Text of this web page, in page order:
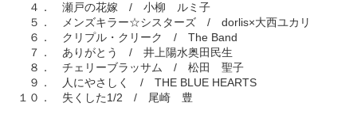
４． 瀬戸の花嫁 / 小柳 ルミ子
５． メンズキラー☆シスターズ / dorlis×大西ユカリ
６． クリプル・クリーク / The Band
７． ありがとう / 井上陽水奥田民生
８． チェリーブラッサム / 松田 聖子
９． 人にやさしく / THE BLUE HEARTS
１０． 失くした1/2 / 尾崎 豊